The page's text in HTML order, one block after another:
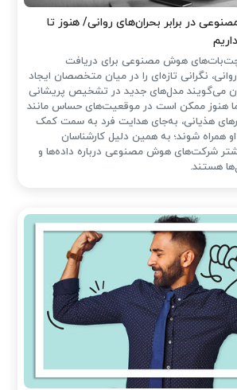
در برابر بحران‌های روانی/ هنوز تا
هوش مصنوعی برای دریافت
نگرانی تازه‌ای را در میان متخصصان ایجاد
می‌گویند مدل‌های جدید در تشخیص پریشانی
اما هنوز ممکن است در موقعیت‌های حساس مانند
هذیانی، به‌جای هدایت فرد به سمت کمک
همراه شوند؛ به همین دلیل کارشناسان
شرکت‌های هوش مصنوعی درباره داده‌ها و
هستند.